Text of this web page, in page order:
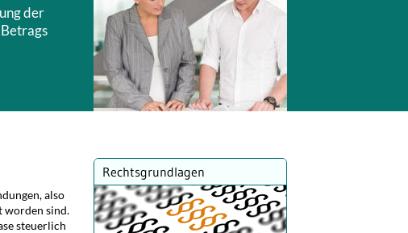
der
also
worden sind.
steuerlich
Rechtsgrundlagen